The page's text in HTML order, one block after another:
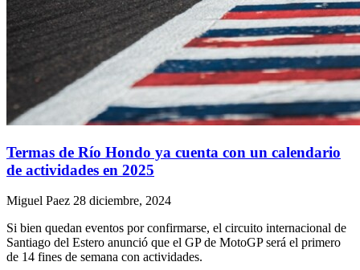
Termas de Río Hondo ya cuenta con un calendario
de actividades en 2025
Miguel Paez 28 diciembre, 2024
Si bien quedan eventos por confirmarse, el circuito internacional de
Santiago del Estero anunció que el GP de MotoGP será el primero
de 14 fines de semana con actividades.